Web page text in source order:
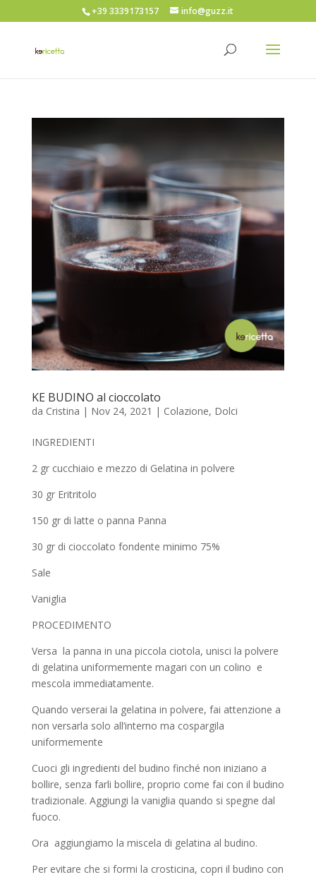
+39 3339173157 info@guzz.it
KE BUDINO al cioccolato
da Cristina | Nov 24, 2021 | Colazione, Dolci
INGREDIENTI
2 gr cucchiaio e mezzo di Gelatina in polvere
30 gr Eritritolo
150 gr di latte o panna Panna
30 gr di cioccolato fondente minimo 75%
Sale
Vaniglia
PROCEDIMENTO
Versa la panna in una piccola ciotola, unisci la polvere
di gelatina uniformemente magari con un colino e
mescola immediatamente.
Quando verserai la gelatina in polvere, fai attenzione a
non versarla solo all’interno ma cospargila
uniformemente
Cuoci gli ingredienti del budino finché non iniziano a
bollire, senza farli bollire, proprio come fai con il budino
tradizionale. Aggiungi la vaniglia quando si spegne dal
fuoco.
Ora aggiungiamo la miscela di gelatina al budino.
Per evitare che si formi la crosticina, copri il budino con